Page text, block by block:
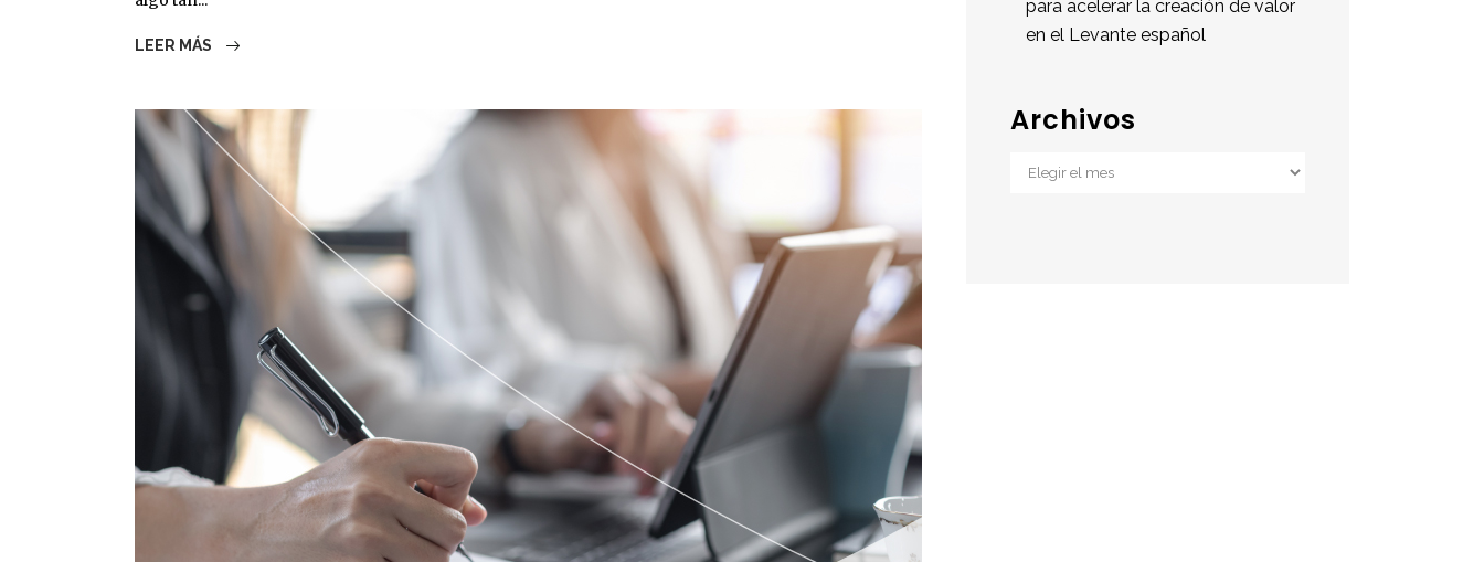
LEER MÁS
para acelerar la creación de valor
en el Levante español
Archivos
Archivos